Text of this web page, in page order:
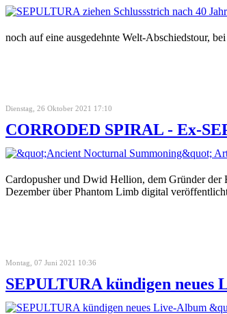
noch auf eine ausgedehnte Welt-Abschiedstour,
Dienstag, 26 Oktober 2021 17:10
CORRODED SPIRAL - Ex-
Cardopusher und Dwid Hellion, dem Gründer
Dezember über Phantom Limb digital
Montag, 07 Juni 2021 10:36
SEPULTURA kündigen